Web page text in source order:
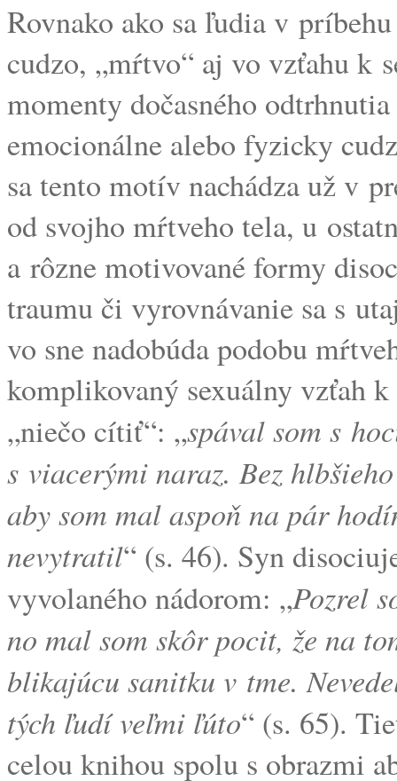
Rovnako ako sa ľudia v
cudzo, „mŕtvo“ aj vo vzťahu k
momenty dočasného
emocionálne alebo fyzicky
sa tento motív nachádza už v
od svojho mŕtveho tela, u
a rôzne motivované formy
traumu či vyrovnávanie sa s
vo sne nadobúda podobu
komplikovaný sexuálny vzťah
„niečo cítiť“: „spával som s
s viacerými naraz. Bez
aby som mal aspoň na pár
nevytratil“ (s. 46). Syn
vyvolaného nádorom: „Pozrel
no mal som skôr pocit, že na
blikajúcu sanitku v tme.
tých ľudí veľmi ľúto“ (s. 65).
celou knihou spolu s obrazmi